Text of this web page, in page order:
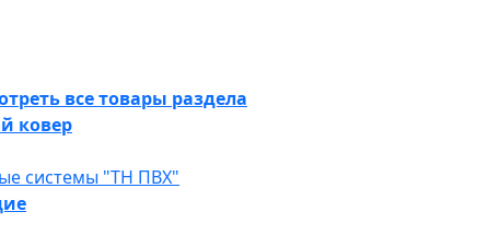
все товары раздела
ковер
системы "ТН ПВХ"